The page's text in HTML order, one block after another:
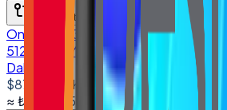
Karşılaştır
Onega E-2380 23.8'' All in One PC
512GB NVMe SSD Wi-Fi & Camera
Dahil)
$875.00
+ KDV
≈₺41.877,50 + KDV(%